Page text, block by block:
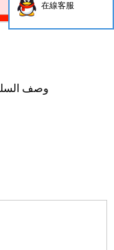
وصف السلعة: 60 قطع 2 رقائق الهرم
在線客服